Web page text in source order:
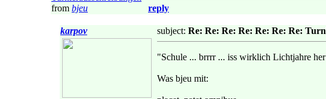
from bjeu reply
karpov subject: Re: Re: Re: Re: Re: Re: Re:
"Schule ... brrrr ... iss wirklich Lichtjahre
Was bjeu mit: